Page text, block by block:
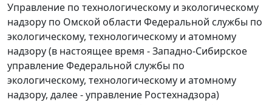
Управление по технологическому и экологическому
надзору по Омской области Федеральной службы по
экологическому, технологическому и атомному
надзору (в настоящее время - Западно-Сибирское
управление Федеральной службы по
экологическому, технологическому и атомному
надзору, далее - управление Ростехнадзора)